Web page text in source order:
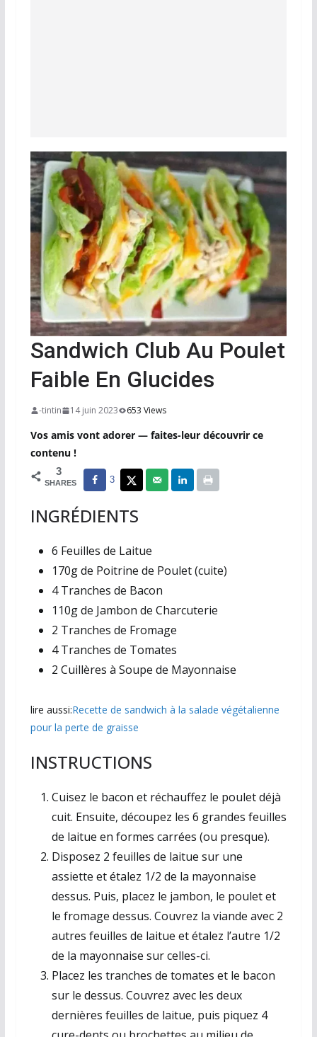
Sandwich Club Au Poulet
Faible En Glucides
-tintin 14 juin 2023 653 Views
Vos amis vont adorer — faites-leur découvrir ce
contenu !
3
SHARES 3
INGRÉDIENTS
6 Feuilles de Laitue
170g de Poitrine de Poulet (cuite)
4 Tranches de Bacon
110g de Jambon de Charcuterie
2 Tranches de Fromage
4 Tranches de Tomates
2 Cuillères à Soupe de Mayonnaise
lire aussi:Recette de sandwich à la salade végétalienne
pour la perte de graisse
INSTRUCTIONS
Cuisez le bacon et réchauffez le poulet déjà
cuit. Ensuite, découpez les 6 grandes feuilles
de laitue en formes carrées (ou presque).
Disposez 2 feuilles de laitue sur une
assiette et étalez 1/2 de la mayonnaise
dessus. Puis, placez le jambon, le poulet et
le fromage dessus. Couvrez la viande avec 2
autres feuilles de laitue et étalez l’autre 1/2
de la mayonnaise sur celles-ci.
Placez les tranches de tomates et le bacon
sur le dessus. Couvrez avec les deux
dernières feuilles de laitue, puis piquez 4